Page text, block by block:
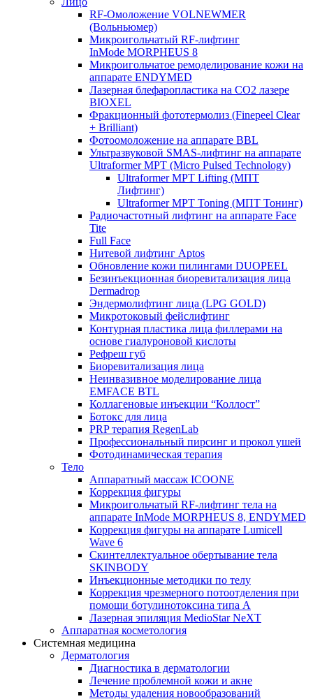
RF-Омоложение VOLNEWMER
(Вольньюмер)
Микроигольчатый RF-лифтинг
InMode MORPHEUS 8
Микроигольчатое ремоделирование кожи на
аппарате ENDYMED
Лазерная блефаропластика на CO2 лазере
BIOXEL
Фракционный фототермолиз (Finepeel Clear
+ Brilliant)
Фотоомоложение на аппарате BBL
Ультразвуковой SMAS-лифтинг на аппарате
Ultraformer MPT (Micro Pulsed Technology)
Ultraformer MPT Lifting (МПТ
Лифтинг)
Ultraformer MPT Toning (МПТ Тонинг)
Радиочастотный лифтинг на аппарате Face
Tite
Full Face
Нитевой лифтинг Aptos
Обновление кожи пилингами DUOPEEL
Безинъекционная биоревитализация лица
Dermadrop
Эндермолифтинг лица (LPG GOLD)
Микротоковый фейслифтинг
Контурная пластика лица филлерами на
основе гиалуроновой кислоты
Рефреш губ
Биоревитализация лица
Неинвазивное моделирование лица
EMFACE BTL
Коллагеновые инъекции “Коллост”
Ботокс для лица
PRP терапия RegenLab
Профессиональный пирсинг и прокол ушей
Фотодинамическая терапия
Тело
Аппаратный массаж ICOONE
Коррекция фигуры
Микроигольчатый RF-лифтинг тела на
аппарате InMode MORPHEUS 8, ENDYMED
Коррекция фигуры на аппарате Lumicell
Wave 6
Скинтеллектуальное обертывание тела
SKINBODY
Инъекционные методики по телу
Коррекция чрезмерного потоотделения при
помощи ботулинотоксина типа А
Лазерная эпиляция MedioStar NeXT
Аппаратная косметология
Системная медицина
Дерматология
Диагностика в дерматологии
Лечение проблемной кожи и акне
Методы удаления новообразований